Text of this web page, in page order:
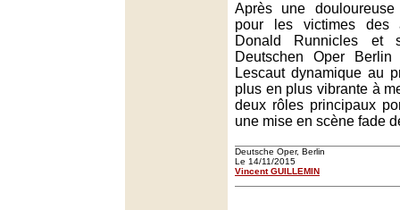
Après une
pour les victimes des
Donald Runnicles et
Deutschen Oper
Lescaut dynamique au
plus en plus vibrante à
deux rôles principaux
une mise en scène fade
Deutsche Oper, Berlin
Le 14/11/2015
Vincent GUILLEMIN